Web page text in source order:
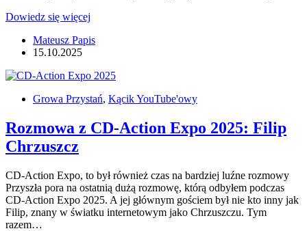
Dowiedz się więcej
CD-
2025
Mateusz Papis
15.10.2025
Growa Przystań, Kącik YouTube'owy
Rozmowa z CD-Action Expo 2025: Filip
Chrzuszcz
CD-Action Expo, to był również czas na bardziej luźne rozmowy
Przyszła pora na ostatnią dużą rozmowę, którą odbyłem podczas
CD-Action Expo 2025. A jej głównym gościem był nie kto inny jak
Filip, znany w światku internetowym jako Chrzuszczu. Tym
razem…